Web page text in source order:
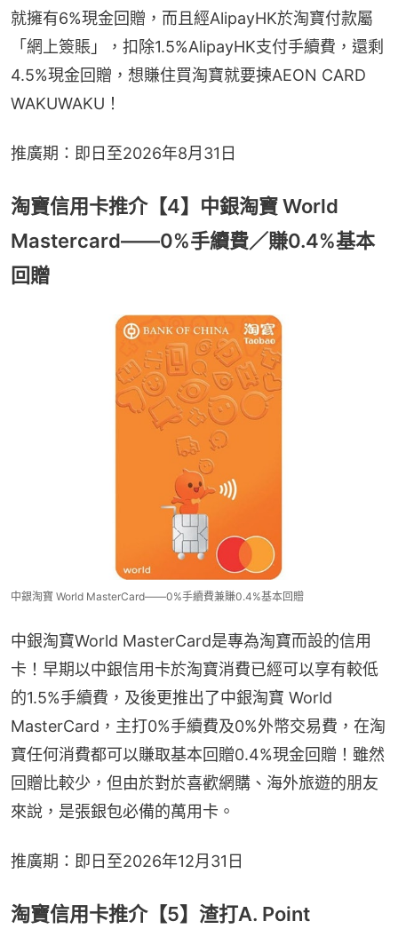
就擁有6%現金回贈，而且經AlipayHK於淘寶付款屬
「網上簽賬」，扣除1.5%AlipayHK支付手續費，還剩
4.5%現金回贈，想賺住買淘寶就要揀AEON CARD
WAKUWAKU！
推廣期：即日至2026年8月31日
淘寶信用卡推介【4】中銀淘寶 World
Mastercard——0%手續費／賺0.4%基本
回贈
中銀淘寶 World MasterCard——0%手續費兼賺0.4%基本回贈
中銀淘寶World MasterCard是專為淘寶而設的信用
卡！早期以中銀信用卡於淘寶消費已經可以享有較低
的1.5%手續費，及後更推出了中銀淘寶 World
MasterCard，主打0%手續費及0%外幣交易費，在淘
寶任何消費都可以賺取基本回贈0.4%現金回贈！雖然
回贈比較少，但由於對於喜歡網購、海外旅遊的朋友
來說，是張銀包必備的萬用卡。
推廣期：即日至2026年12月31日
淘寶信用卡推介【5】渣打A. Point